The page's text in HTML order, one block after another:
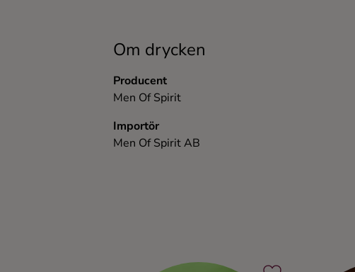
Om drycken
Producent
Men Of Spirit
Importör
Men Of Spirit AB